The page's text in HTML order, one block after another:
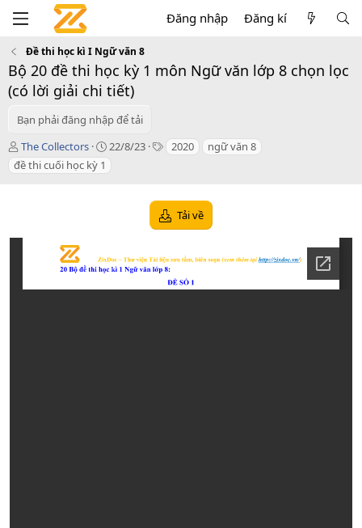
Đăng nhập Đăng kí
Đề thi học kì I Ngữ văn 8
Bộ 20 đề thi học kỳ 1 môn Ngữ văn lớp 8 chọn lọc
(có lời giải chi tiết)
Bạn phải đăng nhập để tải
T
á
c
The Collectors
C
d
a
t
22/8/23
T 2020
ngữ văn 8
đề thi cuối học kỳ 1
Tải về